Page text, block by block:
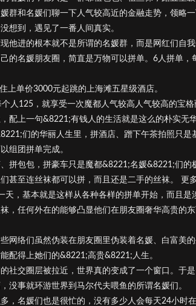
群和名媛们聊一下人气较高近的金融走势，领略
想到，遇见了一番人间真实。
他进的根本就不是所谓的名媛群，而是网红们自我
的名媛朋友圈，简直是万物可以拼单。6人拼单
上单价3000元起跳的上海滩五星级酒店。
人125，就享受一次魔都人气较高人气较高的宝
配上一句&8221;有钱人的生活就是这么的朴实无
们的华丽人生里，拼酒店、蹭下午茶拍照只
组团拼单完成。
拼包包，拼豪车只是魔都&8221;名媛&8221;们
甚至连丝袜都可以拼，而且还是二手的丝袜。 更
天，基本就是这样从各种各样的拼单开始，而且是
，任何外在的能够凸显他们在朋友圈奢华高贵的
网络们虽然伪装在朋友圈里伪装着名媛、白富美
配得上她们的&8221;高贵&8221;人生。
社交圈层被拉近，世界真的变成了一个窗口。于
没事就环游世界到马尔代夫喂鱼的所谓名媛们。
，名媛们也是很忙的，没有多少人会每天24小时